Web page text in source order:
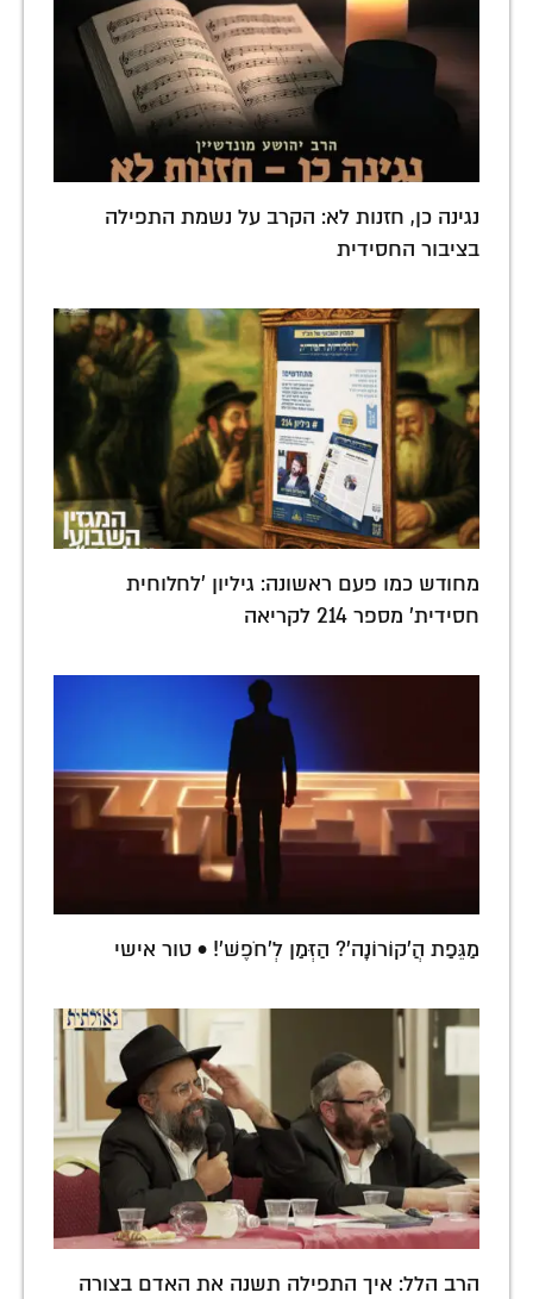
נגינה כן, חזנות לא: הקרב על נשמת התפילה
בציבור החסידית
מחודש כמו פעם ראשונה: גיליון 'לחלוחית
חסידית' מספר 214 לקריאה
מַגֵּפַת הֲ'קוֹרוֹנָה'? הַזְּמַן לְ'חֹפֶשׁ'! • טור אישי
הרב הלל: איך התפילה תשנה את האדם בצורה